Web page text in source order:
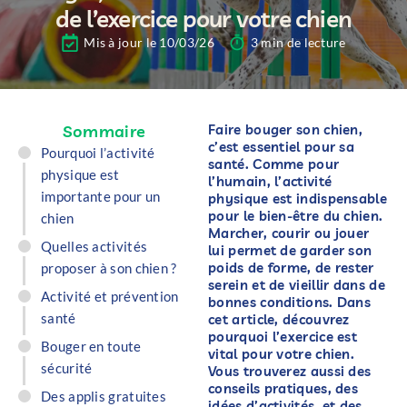
de l’exercice pour votre chien
Mis à jour le 10/03/26 3 min de lecture
Sommaire
Pourquoi l’activité
physique est
importante pour un
chien​
Quelles activités
proposer à son chien ?​
Activité et prévention
santé​
Bouger en toute
sécurité​
Des applis gratuites
Faire bouger son chien,
c’est essentiel pour sa
santé. Comme pour
l’humain, l’activité
physique est indispensable
pour le bien-être du chien.
Marcher, courir ou jouer
lui permet de garder son
poids de forme, de rester
serein et de vieillir dans de
bonnes conditions. Dans
cet article, découvrez
pourquoi l’exercice est
vital pour votre chien.
Vous trouverez aussi des
conseils pratiques, des